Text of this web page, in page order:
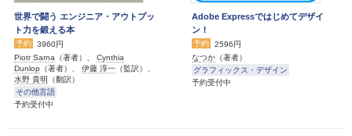
世界で闘う エンジニア・アウトプッ
ト力を鍛える本
予約
3960円
Piotr Sarna （著者）、 Cynthia
Dunlop （著者）、 伊藤 淳一 （監訳）、
水野 貴明 （翻訳）
その他言語
予約受付中
Adobe Expressではじめてデザイ
ン！
予約
2596円
なつか （著者）
グラフィックス・デザイン
予約受付中